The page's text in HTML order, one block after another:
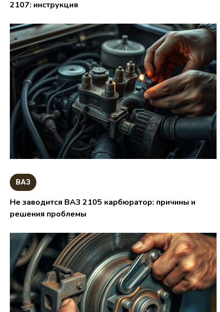
2107: инструкция
ВАЗ
Не заводится ВАЗ 2105 карбюратор: причины и
решения проблемы